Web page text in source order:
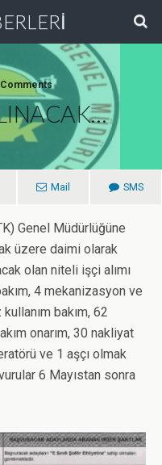
Comments
Mail SMS
Genel Müdürlüğüne
üzere daimi olarak
olan niteli işçi alımı
4 mekanizasyon ve
bakım, 62
onarım, 30 nakliyat
ve 1 aşçı olmak
6 Mayıstan sonra